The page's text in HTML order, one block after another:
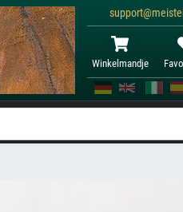
Winkelmandje